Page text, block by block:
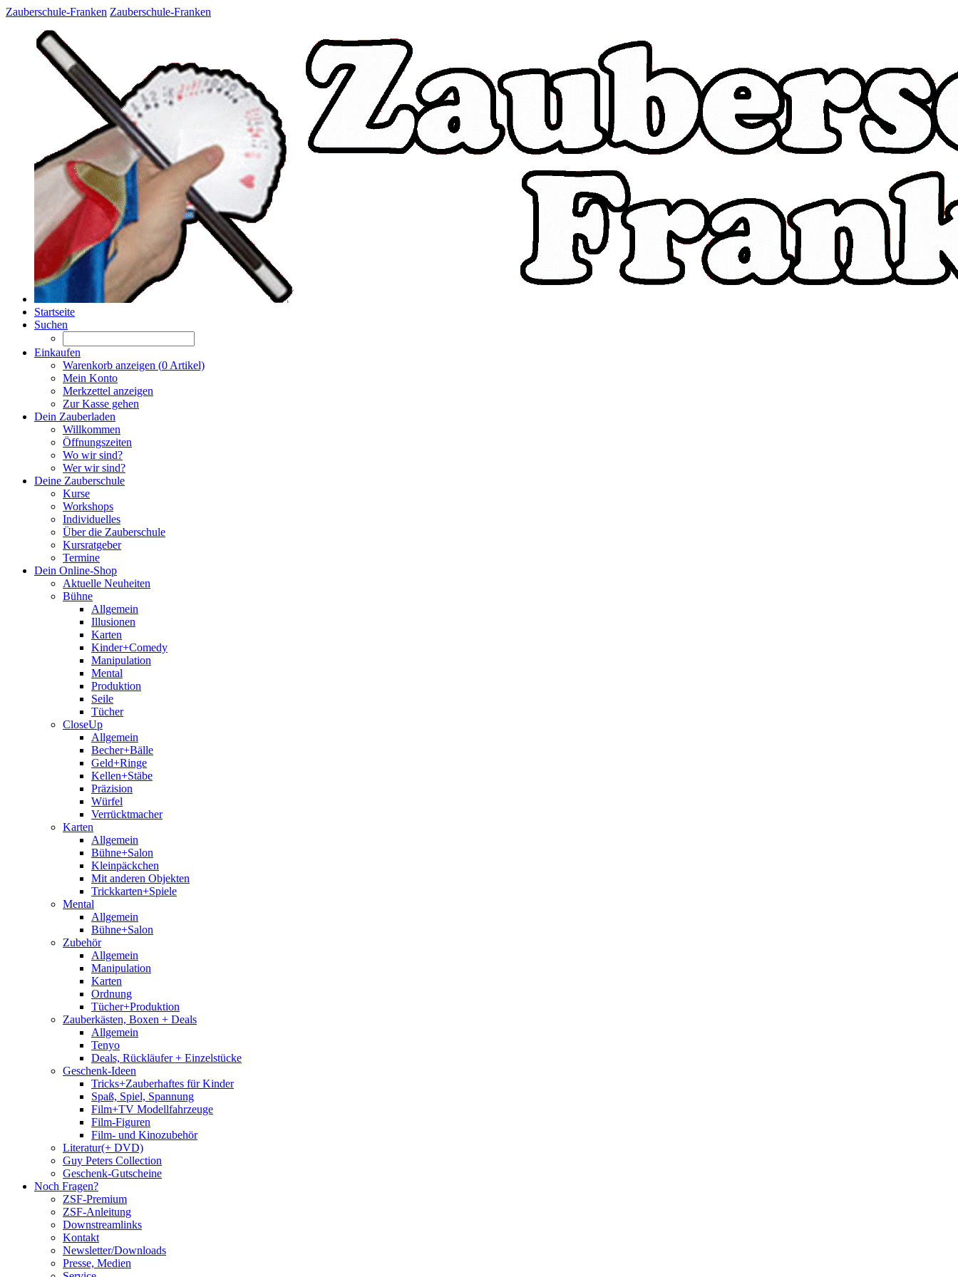
Zauberschule-Franken Zauberschule-Franken
Startseite
Suchen
Einkaufen
Warenkorb anzeigen (0 Artikel)
Mein Konto
Merkzettel anzeigen
Zur Kasse gehen
Dein Zauberladen
Willkommen
Öffnungszeiten
Wo wir sind?
Wer wir sind?
Deine Zauberschule
Kurse
Workshops
Individuelles
Über die Zauberschule
Kursratgeber
Termine
Dein Online-Shop
Aktuelle Neuheiten
Bühne
Allgemein
Illusionen
Karten
Kinder+Comedy
Manipulation
Mental
Produktion
Seile
Tücher
CloseUp
Allgemein
Becher+Bälle
Geld+Ringe
Kellen+Stäbe
Präzision
Würfel
Verrücktmacher
Karten
Allgemein
Bühne+Salon
Kleinpäckchen
Mit anderen Objekten
Trickkarten+Spiele
Mental
Allgemein
Bühne+Salon
Zubehör
Allgemein
Manipulation
Karten
Ordnung
Tücher+Produktion
Zauberkästen, Boxen + Deals
Allgemein
Tenyo
Deals, Rückläufer + Einzelstücke
Geschenk-Ideen
Tricks+Zauberhaftes für Kinder
Spaß, Spiel, Spannung
Film+TV Modellfahrzeuge
Film-Figuren
Film- und Kinozubehör
Literatur(+ DVD)
Guy Peters Collection
Geschenk-Gutscheine
Noch Fragen?
ZSF-Premium
ZSF-Anleitung
Downstreamlinks
Kontakt
Newsletter/Downloads
Presse, Medien